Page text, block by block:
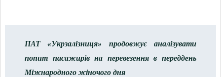
ПАТ «Укрзалізниця» продовжує аналізувати
попит пасажирів на перевезення в переддень
Міжнародного жіночого дня